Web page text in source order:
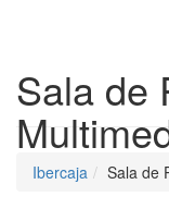
Sala de
Ibercaja Sala de